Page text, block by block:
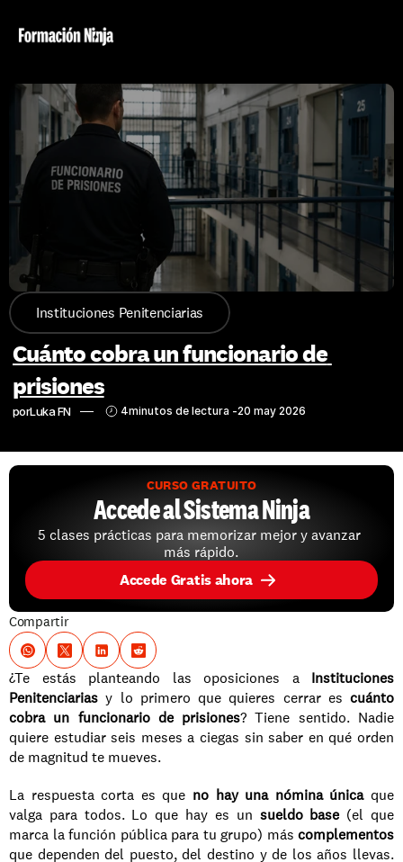
Instituciones Penitenciarias
Cuánto cobra un funcionario de
prisiones
porLuka FN 4minutos de lectura -20 may 2026
CURSO GRATUITO
Accede al Sistema Ninja
5 clases prácticas para memorizar mejor y avanzar
más rápido.
Accede Gratis ahora
Compartir
¿Te estás planteando las oposiciones a Instituciones
Penitenciarias y lo primero que quieres cerrar es cuánto
cobra un funcionario de prisiones? Tiene sentido. Nadie
quiere estudiar seis meses a ciegas sin saber en qué orden
de magnitud te mueves.
La respuesta corta es que no hay una nómina única que
valga para todos. Lo que hay es un sueldo base (el que
marca la función pública para tu grupo) más complementos
que dependen del puesto, del destino y de los años llevas.